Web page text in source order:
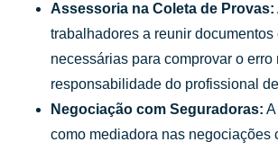
Assessoria na Coleta de Provas:
trabalhadores a reunir
necessárias para comprovar o erro
responsabilidade do profissional
Negociação com Seguradoras:
como mediadora nas negociações